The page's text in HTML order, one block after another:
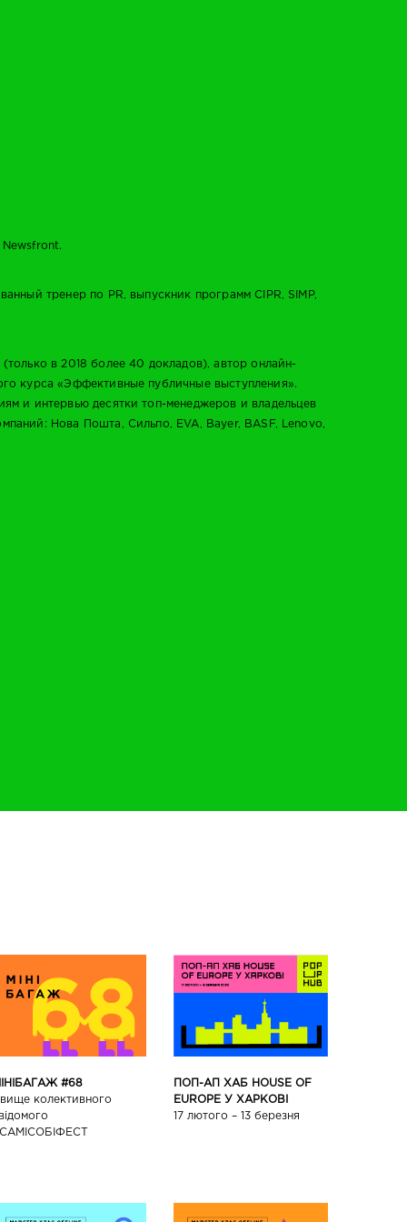
Newsfront.
тренер по PR, выпускник программ CIPR, SIMP,
в 2018 более 40 докладов), автор онлайн-
курса «Эффективные публичные выступления».
и интервью десятки топ-менеджеров и владельцев
Нова Пошта, Сильпо, EVA, Bayer, BASF, Lenovo,
#68
колективного
ПОП-АП ХАБ HOUSE OF
EUROPE У ХАРКОВІ
17 лютого – 13 березня